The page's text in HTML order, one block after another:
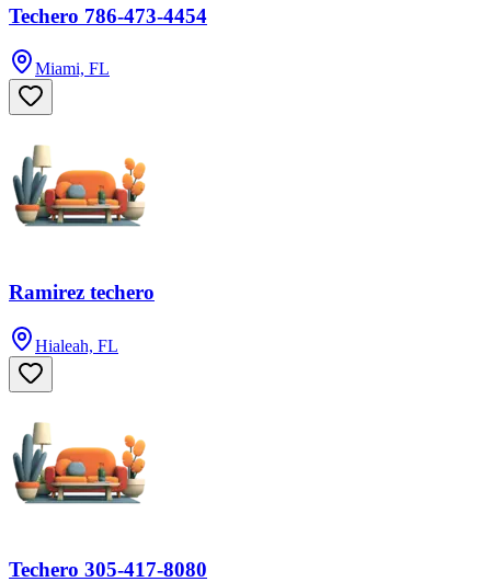
Techero 786-473-4454
Miami, FL
Ramirez techero
Hialeah, FL
Techero 305-417-8080